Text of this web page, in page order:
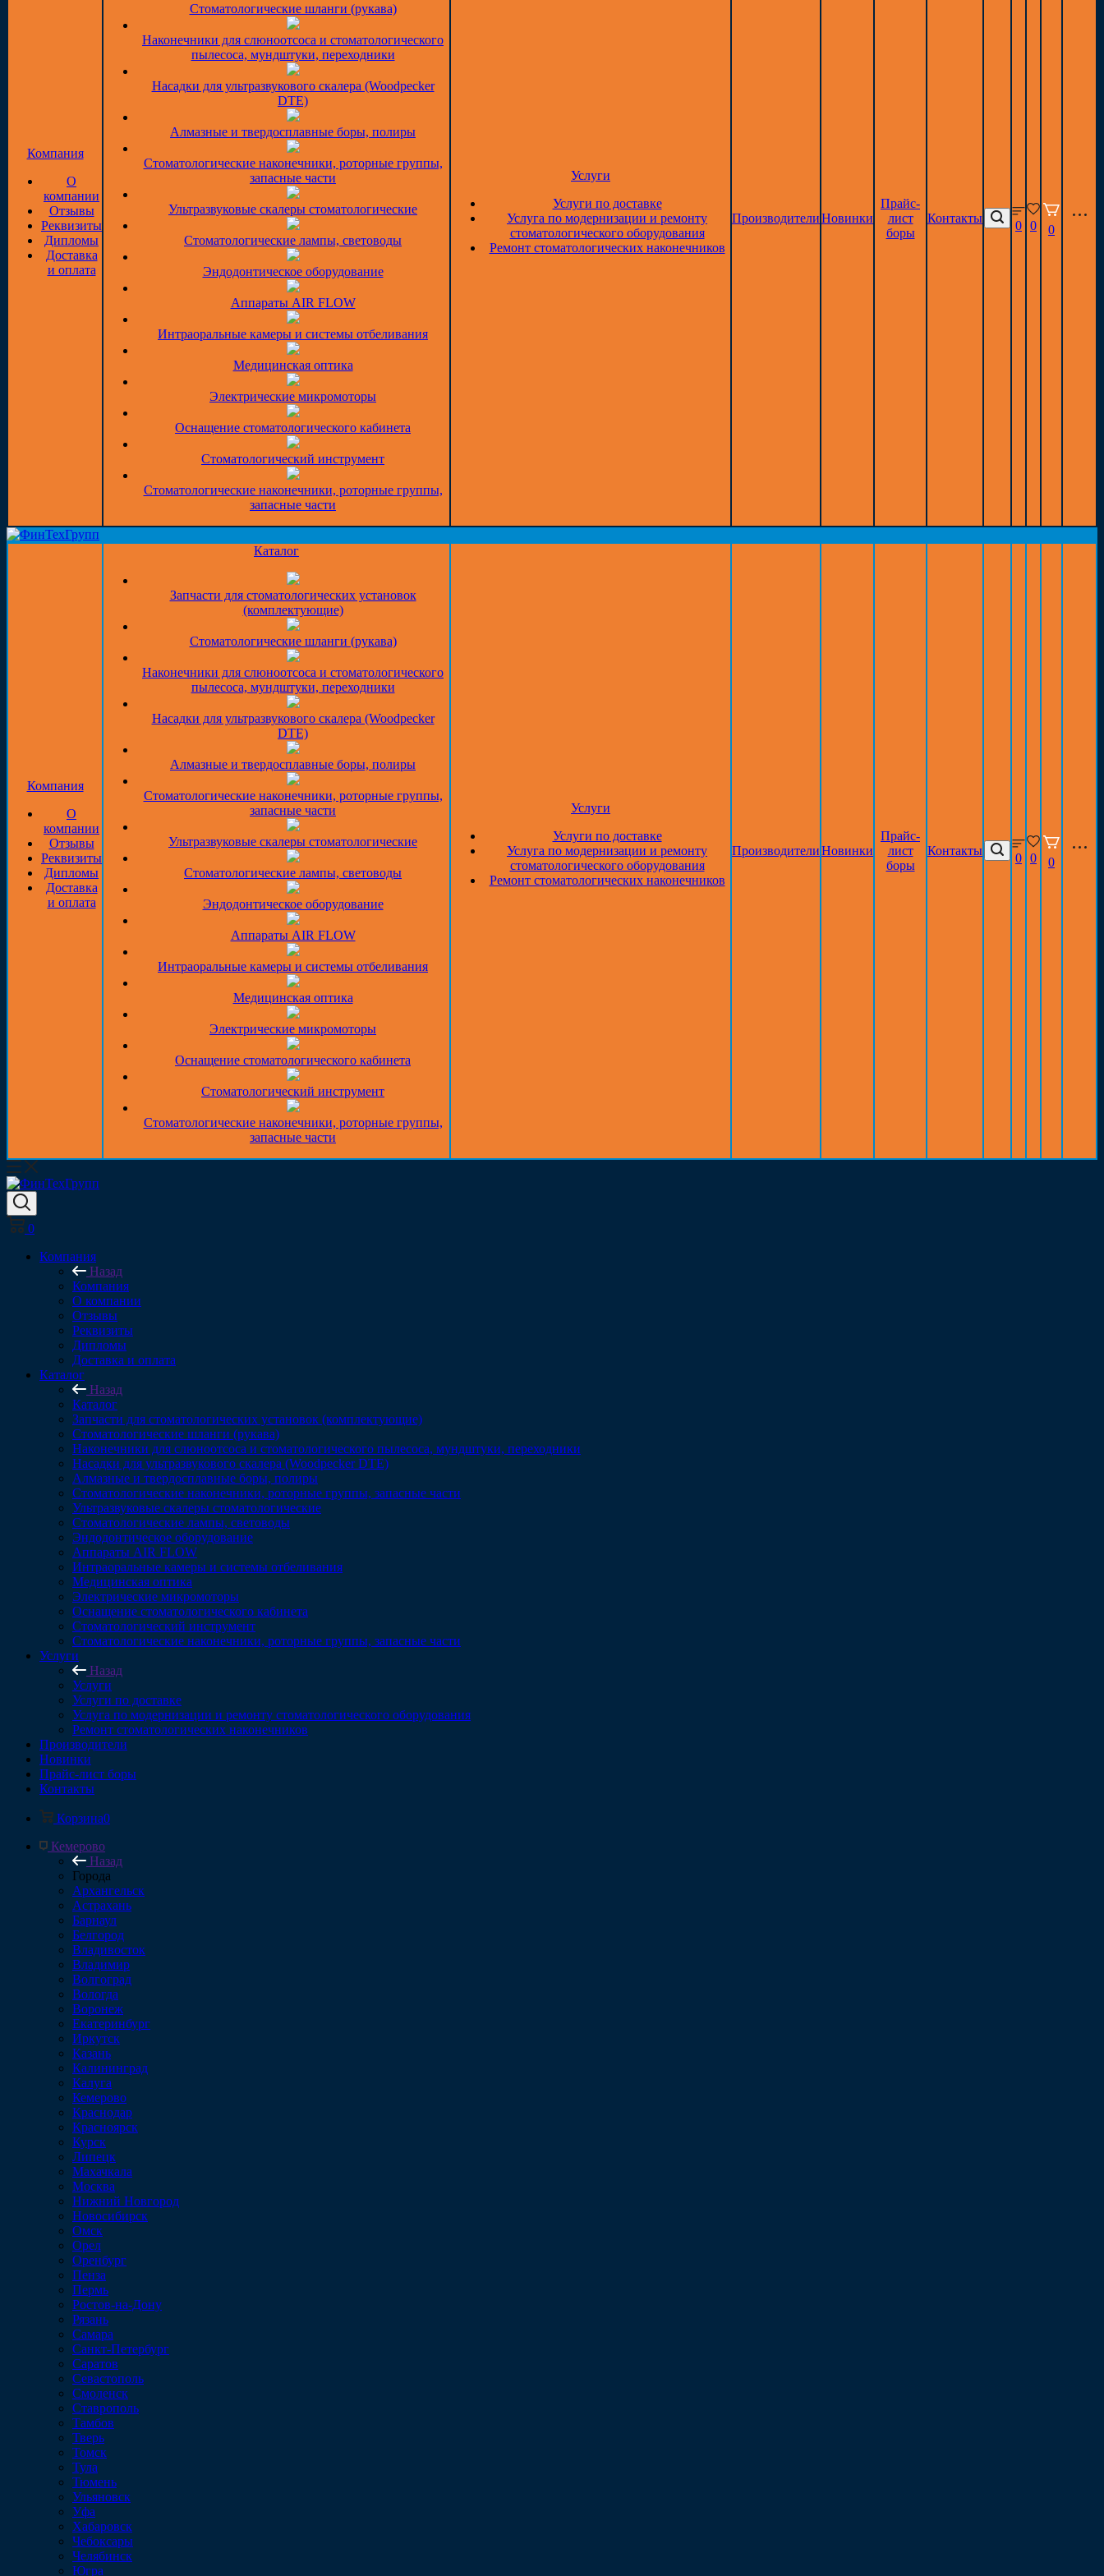
Компания
О
компании
Отзывы
Реквизиты
Дипломы
Доставка
и оплата
Стоматологические шланги (рукава)
Наконечники для слюноотсоса и стоматологического
пылесоса, мундштуки, переходники
Насадки для ультразвукового скалера (Woodpecker
DTE)
Алмазные и твердосплавные боры, полиры
Стоматологические наконечники, роторные группы,
запасные части
Ультразвуковые скалеры стоматологические
Стоматологические лампы, световоды
Эндодонтическое оборудование
Аппараты AIR FLOW
Интраоральные камеры и системы отбеливания
Медицинская оптика
Электрические микромоторы
Оснащение стоматологического кабинета
Стоматологический инструмент
Стоматологические наконечники, роторные группы,
запасные части
Услуги
Услуги по доставке
Услуга по модернизации и ремонту
стоматологического оборудования
Ремонт стоматологических наконечников
ПроизводителиНовинки
Прайс-
лист
боры
Контакты
0 0 0
Компания
О
компании
Отзывы
Реквизиты
Дипломы
Доставка
и оплата
Каталог
Запчасти для стоматологических установок
(комплектующие)
Стоматологические шланги (рукава)
Наконечники для слюноотсоса и стоматологического
пылесоса, мундштуки, переходники
Насадки для ультразвукового скалера (Woodpecker
DTE)
Алмазные и твердосплавные боры, полиры
Стоматологические наконечники, роторные группы,
запасные части
Ультразвуковые скалеры стоматологические
Стоматологические лампы, световоды
Эндодонтическое оборудование
Аппараты AIR FLOW
Интраоральные камеры и системы отбеливания
Медицинская оптика
Электрические микромоторы
Оснащение стоматологического кабинета
Стоматологический инструмент
Стоматологические наконечники, роторные группы,
запасные части
Услуги
Услуги по доставке
Услуга по модернизации и ремонту
стоматологического оборудования
Ремонт стоматологических наконечников
ПроизводителиНовинки
Прайс-
лист
боры
Контакты
0 0 0
0
Компания
Назад
Компания
О компании
Отзывы
Реквизиты
Дипломы
Доставка и оплата
Каталог
Назад
Каталог
Запчасти для стоматологических установок (комплектующие)
Стоматологические шланги (рукава)
Наконечники для слюноотсоса и стоматологического пылесоса, мундштуки, переходники
Насадки для ультразвукового скалера (Woodpecker DTE)
Алмазные и твердосплавные боры, полиры
Стоматологические наконечники, роторные группы, запасные части
Ультразвуковые скалеры стоматологические
Стоматологические лампы, световоды
Эндодонтическое оборудование
Аппараты AIR FLOW
Интраоральные камеры и системы отбеливания
Медицинская оптика
Электрические микромоторы
Оснащение стоматологического кабинета
Стоматологический инструмент
Стоматологические наконечники, роторные группы, запасные части
Услуги
Назад
Услуги
Услуги по доставке
Услуга по модернизации и ремонту стоматологического оборудования
Ремонт стоматологических наконечников
Производители
Новинки
Прайс-лист боры
Контакты
Корзина0
Кемерово
Назад
Города
Архангельск
Астрахань
Барнаул
Белгород
Владивосток
Владимир
Волгоград
Вологда
Воронеж
Екатеринбург
Иркутск
Казань
Калининград
Калуга
Кемерово
Краснодар
Красноярск
Курск
Липецк
Махачкала
Москва
Нижний Новгород
Новосибирск
Омск
Орел
Оренбург
Пенза
Пермь
Ростов-на-Дону
Рязань
Самара
Санкт-Петербург
Саратов
Севастополь
Смоленск
Ставрополь
Тамбов
Тверь
Томск
Тула
Тюмень
Ульяновск
Уфа
Хабаровск
Чебоксары
Челябинск
Югра